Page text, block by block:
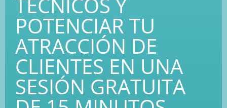
POTENCIAR TU
ATRACCIÓN DE
CLIENTES EN UNA
SESIÓN GRATUITA